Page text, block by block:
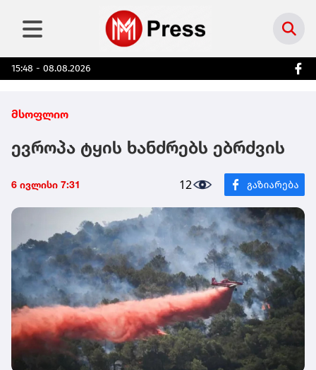
15:48 - 08.08.2026
მსოფლიო
ევროპა ტყის ხანძრებს ებრძვის
6 ივლისი 7:31 12